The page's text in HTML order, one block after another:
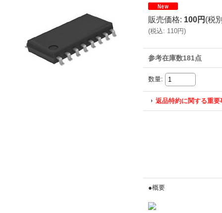
販売価格: 100円 (税
(税込: 110円)
参考在庫数181点
数量:
返品特約に関する重要
●概要